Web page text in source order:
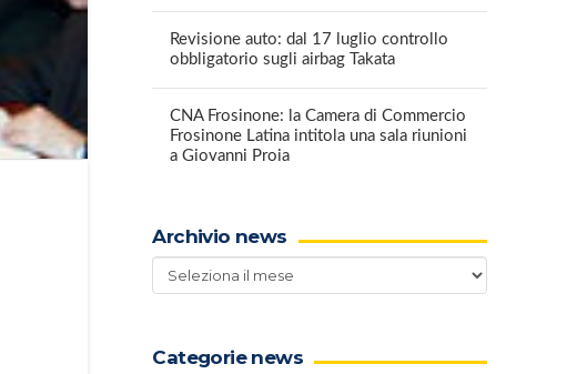
Revisione auto: dal 17 luglio controllo
obbligatorio sugli airbag Takata
CNA Frosinone: la Camera di Commercio
Frosinone Latina intitola una sala riunioni
a Giovanni Proia
Archivio news
Archivio
news
Categorie news